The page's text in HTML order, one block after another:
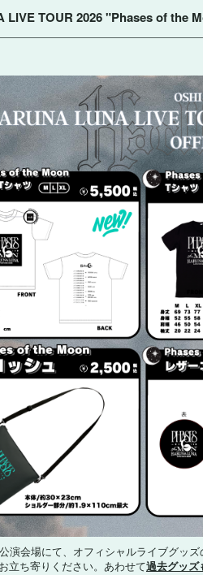
LIVE TOUR 2026 "Phases of the
公演会場にて、オフィシャルライブグッズ
立ち寄りください。あわせて過去グッズ